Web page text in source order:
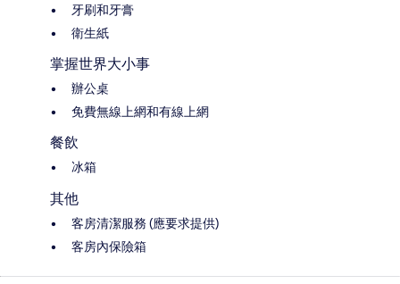
牙刷和牙膏
衛生紙
掌握世界大小事
辦公桌
免費無線上網和有線上網
餐飲
冰箱
其他
客房清潔服務 (應要求提供)
客房內保險箱